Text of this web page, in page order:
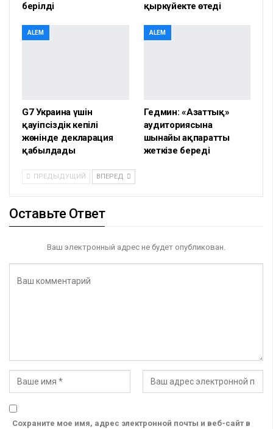
берілді
қыркүйекте өтеді
ALEM
G7 Украина үшін
қауіпсіздік кепілі
жөнінде декларация
қабылдады
ALEM
Гедмин: «Азаттық»
аудиториясына
шынайы ақпаратты
жеткізе береді
ПРЕДЫДУЩИЙ ВПЕРЕД
Оставьте Ответ
Ваш электронный адрес не будет опубликован.
Сохраните мое имя, адрес электронной почты и веб-сайт в